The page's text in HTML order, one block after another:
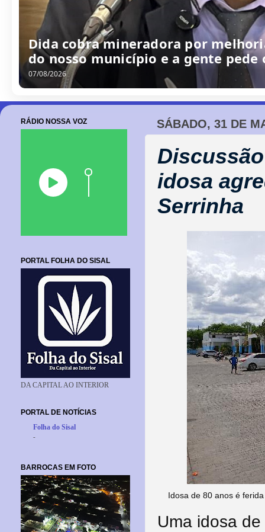
/
2
0
2
6
SÁBADO, 31 DE
idosa
Serrinha
Idosa de 80 anos é
Uma idosa
RÁDIO NOSSA VOZ
PORTAL FOLHA DO SISAL
DA CAPITAL AO INTERIOR
PORTAL DE NOTÍCIAS
Folha do Sisal
-
BARROCAS EM FOTO